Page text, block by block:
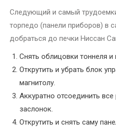
Следующий и самый
торпедо (панели приборов) в
добраться до печки Ниссан
Снять облицовки тоннеля и
Открутить и убрать блок
магнитолу.
Аккуратно отсоединить
заслонок.
Открутить и снять саму